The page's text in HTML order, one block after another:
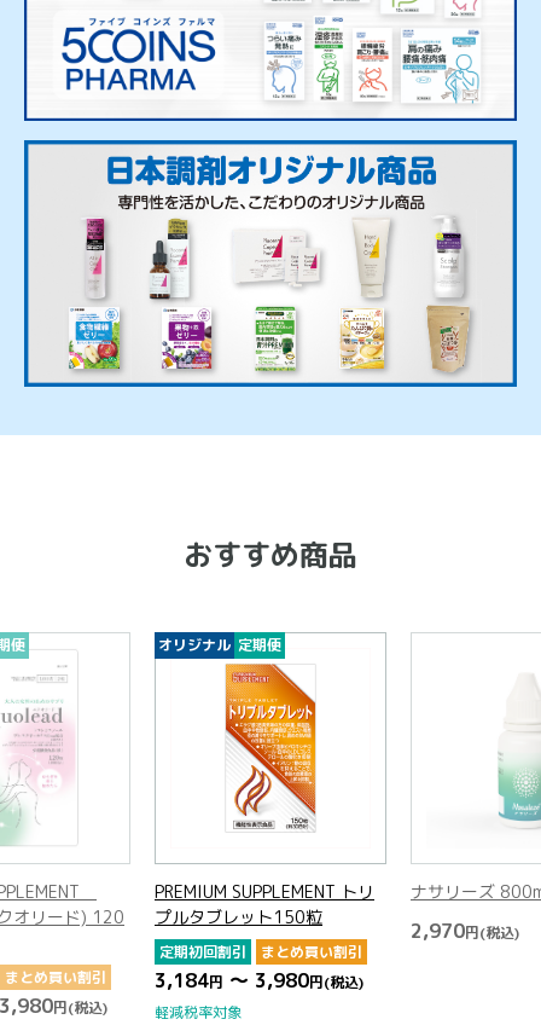
おすすめ商品
便
オリード) 120
まとめ買い割引
円(税込)
オリジナル 定期便
PREMIUM SUPPLEMENT トリ
プルタブレット150粒
定期初回割引 まとめ買い割引
3,184円 ～ 3,980円(税込)
軽減税率対象
ナサリーズ
2,970円(税込)